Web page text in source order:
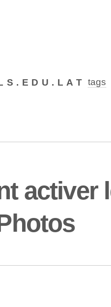
tags
activer